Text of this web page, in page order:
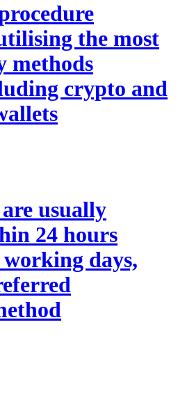
the most
methods
crypto and
usually
24 hours
days,